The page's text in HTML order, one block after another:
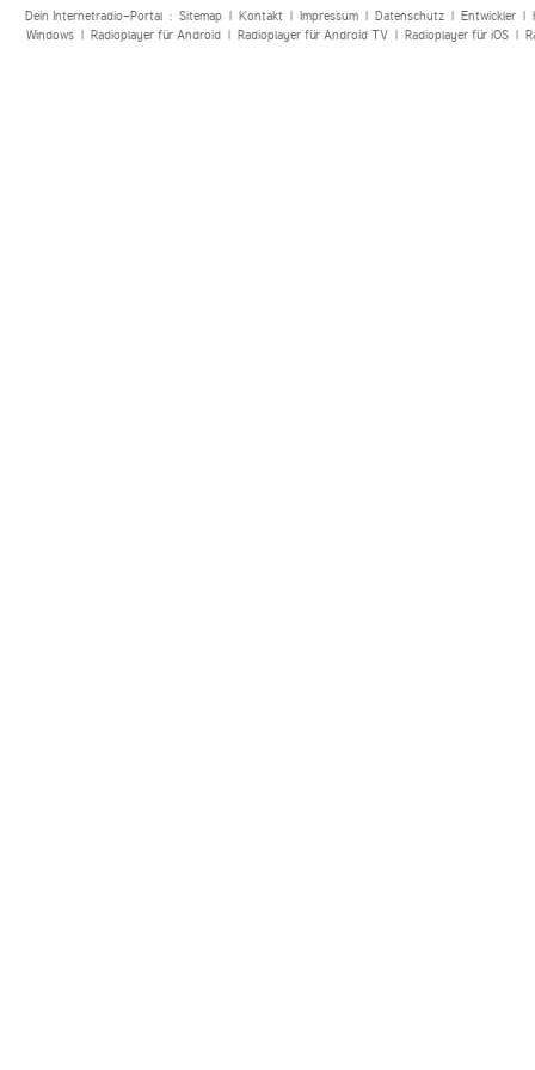
Dein Internetradio-Portal : Sitemap| Kontakt| Impressum| Datenschutz| Entwickler|
Windows| Radioplayer für Android| Radioplayer für Android TV| Radioplayer für iOS|